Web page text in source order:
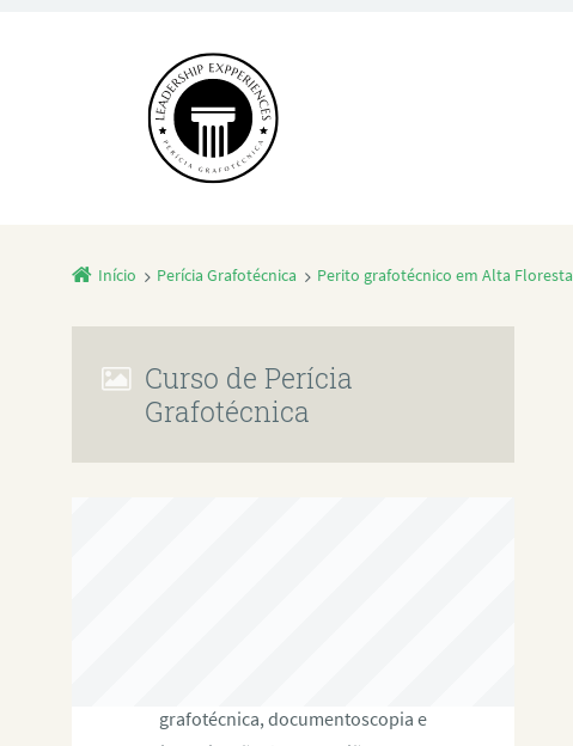
Início Perícia Grafotécnica Perito grafotécnico em Alta Floresta
Curso de Perícia
Grafotécnica
grafotécnica, documentoscopia e